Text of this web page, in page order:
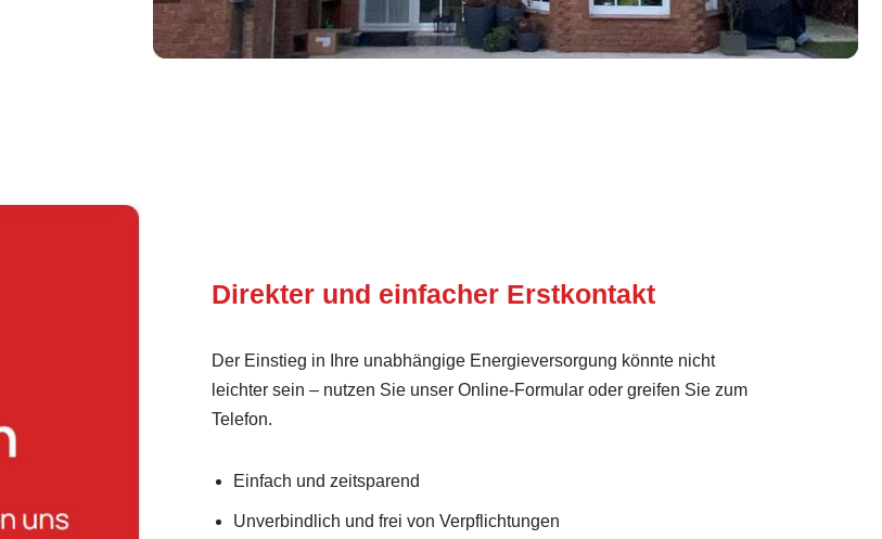
Direkter und einfacher Erstkontakt
Der Einstieg in Ihre unabhängige Energieversorgung könnte nicht
leichter sein – nutzen Sie unser Online-Formular oder greifen Sie zum
Telefon.
Einfach und zeitsparend
Unverbindlich und frei von Verpflichtungen